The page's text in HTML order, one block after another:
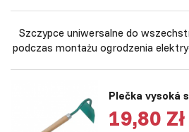
Szczypce uniwersalne do
podczas montażu ogrodzenia
Plečka vysoká
19,80 Zł